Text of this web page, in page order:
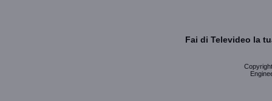
Fai di Televideo la